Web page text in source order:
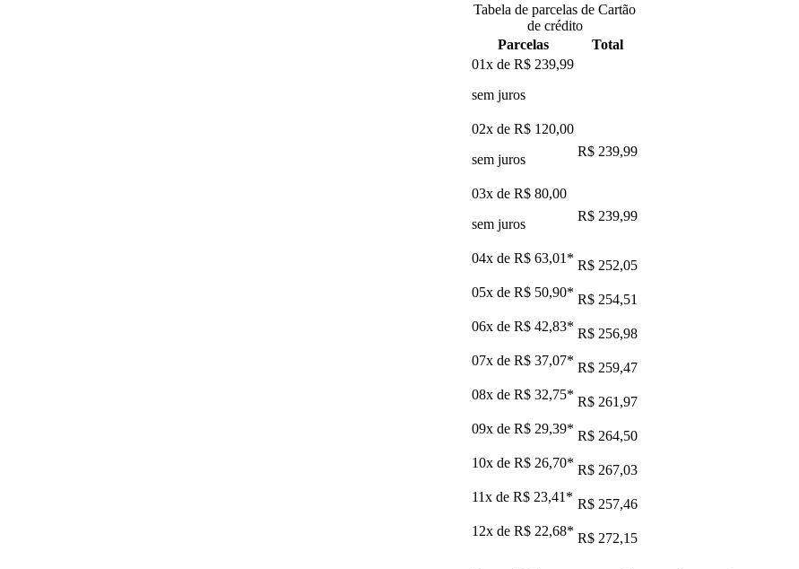
Tabela de parcelas de Cartão
de crédito
Parcelas
Total
01x de R$ 239,99
sem juros
02x de R$ 120,00
sem juros
R$ 239,99
03x de R$ 80,00
sem juros
R$ 239,99
04x de R$ 63,01 * R$ 252,05
05x de R$ 50,90* R$ 254,51
06x de R$ 42,83* R$ 256,98
07x de R$ 37,07* R$ 259,47
08x de R$ 32,75* R$ 261,97
09x de R$ 29,39* R$ 264,50
10x de R$ 26,70* R$ 267,03
11x de R$ 23,41 * R$ 257,46
12x de R$ 22,68* R$ 272,15